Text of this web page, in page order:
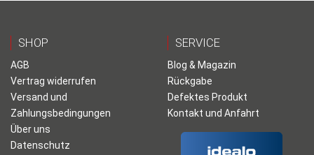
SHOP
AGB
Vertrag widerrufen
Versand und
Zahlungsbedingungen
Über uns
Datenschutz
SERVICE
Blog & Magazin
Rückgabe
Defektes Produkt
Kontakt und Anfahrt